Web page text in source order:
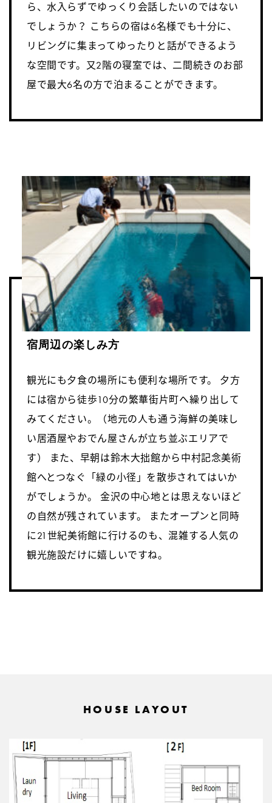
ら、水入らずでゆっくり会話したいのではない
でしょうか？ こちらの宿は6名様でも十分に、
リビングに集まってゆったりと話ができるよう
な空間です。又2階の寝室では、二間続きのお部
屋で最大6名の方で泊まることができます。
宿周辺の楽しみ方
観光にも夕食の場所にも便利な場所です。 夕方
には宿から徒歩10分の繁華街片町へ繰り出して
みてください。（地元の人も通う海鮮の美味し
い居酒屋やおでん屋さんが立ち並ぶエリアで
す） また、早朝は鈴木大拙館から中村記念美術
館へとつなぐ「緑の小径」を散歩されてはいか
がでしょうか。 金沢の中心地とは思えないほど
の自然が残されています。 またオープンと同時
に21世紀美術館に行けるのも、混雑する人気の
観光施設だけに嬉しいですね。
HOUSE LAYOUT